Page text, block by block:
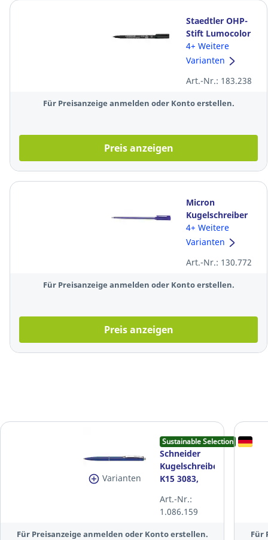
Staedtler OHP-
Stift Lumocolor
317M,
wasserfest,
1,0mm, schwarz
4+ Weitere
Varianten
Art.-Nr.: 183.238
Für Preisanzeige anmelden oder Konto erstellen.
Preis anzeigen
Micron
Kugelschreiber
Pen Einweg
Kappe
0.7mm blau
4+ Weitere
Varianten
Art.-Nr.: 130.772
Für Preisanzeige anmelden oder Konto erstellen.
Preis anzeigen
Varianten
Sustainable Selection
Schneider
Kugelschreiber
K15 3083,
0,4mm, blau
Art.-Nr.:
1.086.159
Für Preisanzeige anmelden oder Konto erstellen. Für